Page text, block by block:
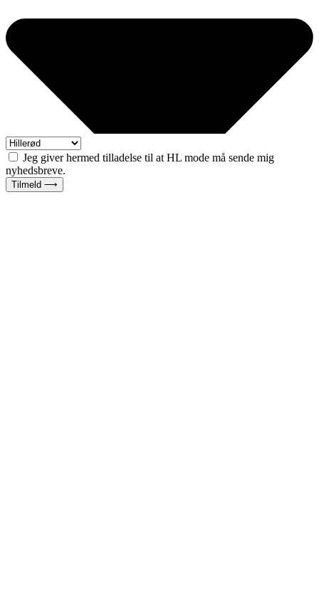
Jeg giver hermed tilladelse til at HL mode må sende mig
nyhedsbreve.
Tilmeld ⟶